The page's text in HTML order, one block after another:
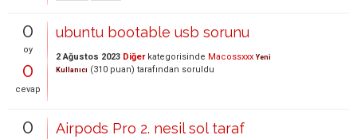
0
oy
0
cevap
ubuntu bootable usb sorunu
2 Ağustos 2023 Diğerkategorisinde Macossxxx Yeni
Kullanıcı (310 puan) tarafından soruldu
0
Airpods Pro 2. nesil sol taraf